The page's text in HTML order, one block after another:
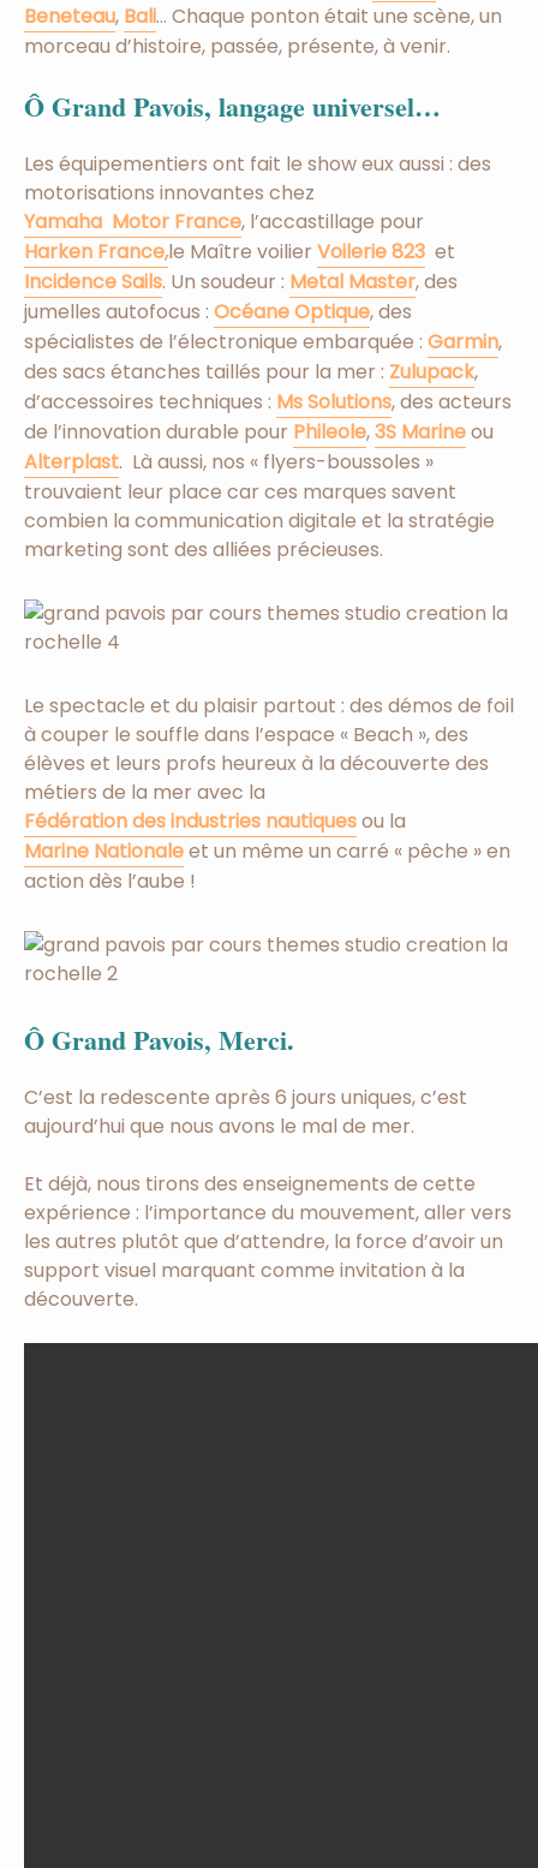
Beneteau, Bali… Chaque ponton était une scène, un
morceau d’histoire, passée, présente, à venir.
Ô Grand Pavois, langage universel…
Les équipementiers ont fait le show eux aussi : des
motorisations innovantes chez
Yamaha Motor France, l’accastillage pour
Harken France,le Maître voilierVoilerie 823 et
Incidence Sails. Un soudeur : Metal Master, des
jumelles autofocus : Océane Optique, des
spécialistes de l’électronique embarquée : Garmin,
des sacs étanches taillés pour la mer : Zulupack,
d’accessoires techniques : Ms Solutions, des acteurs
de l’innovation durable pour Phileole,3S Marineou
Alterplast. Là aussi, nos « flyers-boussoles »
trouvaient leur place car ces marques savent
combien la communication digitale et la stratégie
marketing sont des alliées précieuses.
Le spectacle et du plaisir partout : des démos de foil
à couper le souffle dans l’espace « Beach », des
élèves et leurs profs heureux à la découverte des
métiers de la mer avec la
Fédération des industries nautiquesou la
Marine Nationaleet un même un carré « pêche » en
action dès l’aube !
Ô Grand Pavois, Merci.
C’est la redescente après 6 jours uniques, c’est
aujourd’hui que nous avons le mal de mer.
Et déjà, nous tirons des enseignements de cette
expérience : l’importance du mouvement, aller vers
les autres plutôt que d’attendre, la force d’avoir un
support visuel marquant comme invitation à la
découverte.